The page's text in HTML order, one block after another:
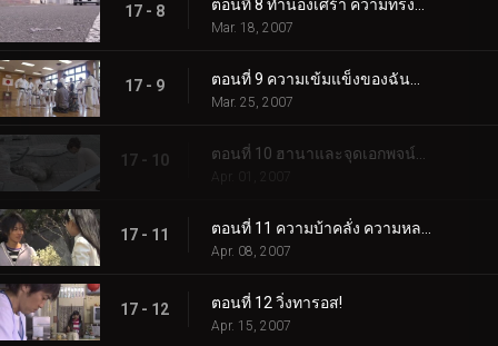
17 - 8
Mar. 18, 2007
17 - 9
Mar. 25, 2007
17 - 10
Apr. 01, 2007
17 - 11
Apr. 08, 2007
17 - 12 ตอนที่ 12 วิ่งทารอส!
Apr. 15, 2007